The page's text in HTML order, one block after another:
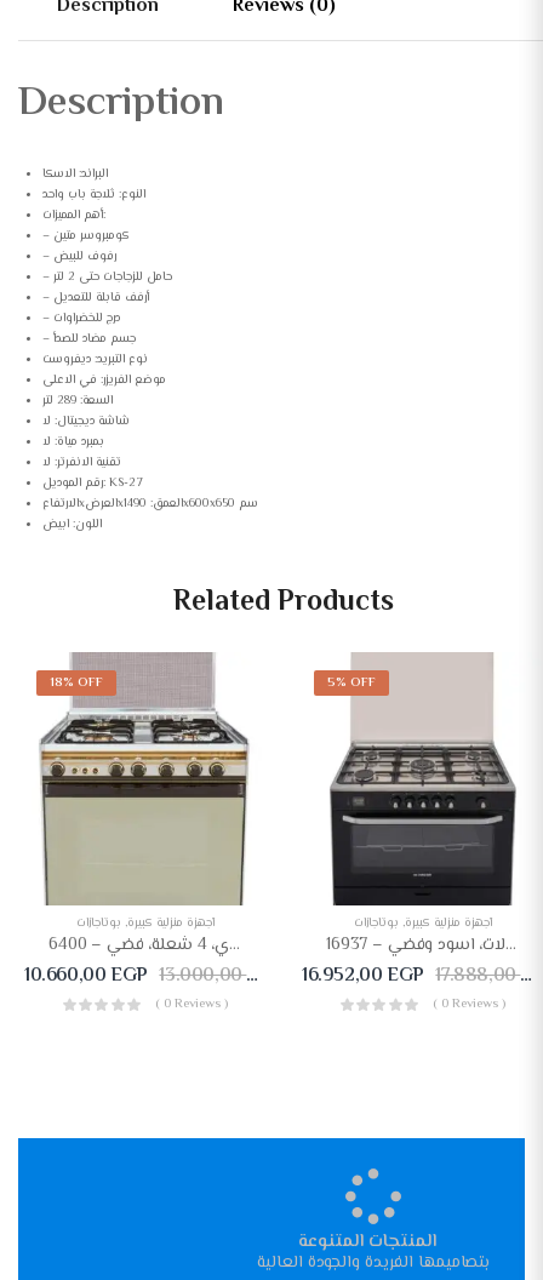
Description Reviews (0)
Description
البراند: الاسكا
النوع: ثلاجة باب واحد
أهم المميزات:
– كومبروسر متين
– رفوف للبيض
– حامل للزجاجات حتى 2 لتر
– أرفف قابلة للتعديل
– درج للخضراوات
– جسم مضاد للصدأ
نوع التبريد: ديفروست
موضع الفريزر: في الاعلى
السعة: 289 لتر
شاشة ديجيتال: لا
بمبرد مياة: لا
تقنية الانفرتر: لا
رقم الموديل: KS-27
الارتفاعxالعرضxالعمق: 1490x600x650 سم
اللون: ابيض
Related Products
18% OFF
أجهزة منزلية كبيرة, بوتاجازات
بوتجاز غاز كريازي، 4 شعلة، فضي – 6400 SS
10.660,00EGP 13.000,00EGP
( 0 Reviews )
5% OFF
أجهزة منزلية كبيرة, بوتاجازات
بوتجاز غاز فريش هامر ديجيتال، 5 شعالات، اسود وفضي – 16937
16.952,00EGP 17.888,00
( 0 Reviews )
المنتجات المتنوعة
بتصاميمها الفريدة والجودة العالية